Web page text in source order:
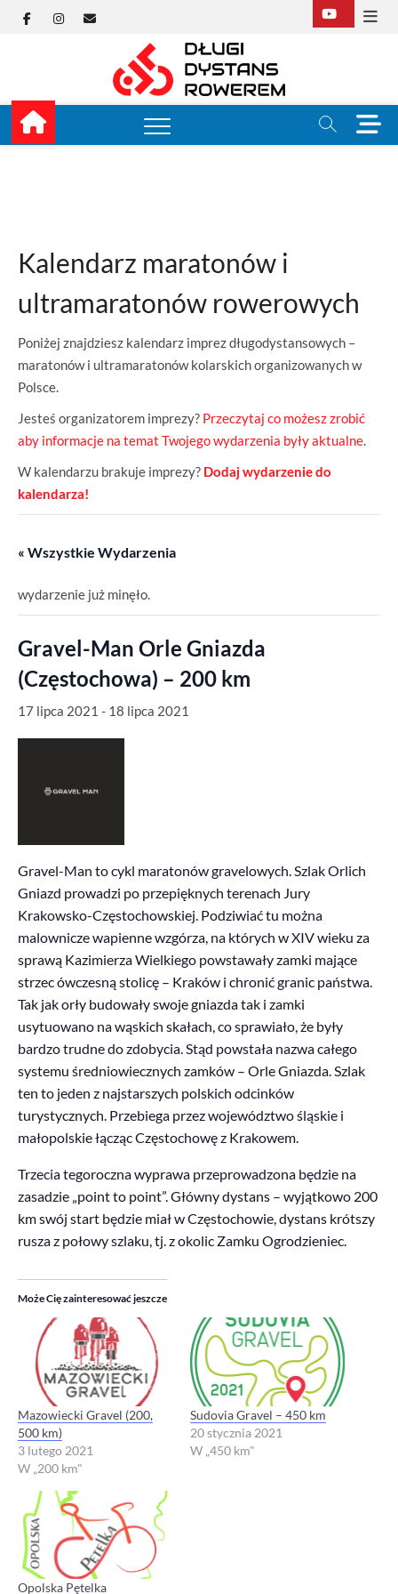
Facebook
Instagram
E-
Długi
M
e
Kalendarz maratonów i
ultramaratonów rowerowych
Poniżej znajdziesz kalendarz imprez długodystansowych –
maratonów i ultramaratonów kolarskich organizowanych w
Polsce.
Jesteś organizatorem imprezy? Przeczytaj co możesz zrobić
aby informacje na temat Twojego wydarzenia były aktualne.
W kalendarzu brakuje imprezy? Dodaj wydarzenie do
kalendarza!
« Wszystkie Wydarzenia
wydarzenie już minęło.
Gravel-Man Orle Gniazda
(Częstochowa) – 200 km
17 lipca 2021 - 18 lipca 2021
Gravel-Man to cykl maratonów gravelowych. Szlak Orlich
Gniazd prowadzi po przepięknych terenach Jury
Krakowsko-Częstochowskiej. Podziwiać tu można
malownicze wapienne wzgórza, na których w XIV wieku za
sprawą Kazimierza Wielkiego powstawały zamki mające
strzec ówczesną stolicę – Kraków i chronić granic państwa.
Tak jak orły budowały swoje gniazda tak i zamki
usytuowano na wąskich skałach, co sprawiało, że były
bardzo trudne do zdobycia. Stąd powstała nazwa całego
systemu średniowiecznych zamków – Orle Gniazda. Szlak
ten to jeden z najstarszych polskich odcinków
turystycznych. Przebiega przez województwo śląskie i
małopolskie łącząc Częstochowę z Krakowem.
Trzecia tegoroczna wyprawa przeprowadzona będzie na
zasadzie „point to point”. Główny dystans – wyjątkowo 200
km swój start będzie miał w Częstochowie, dystans krótszy
rusza z połowy szlaku, tj. z okolic Zamku Ogrodzieniec.
Może Cię zainteresować jeszcze
Mazowiecki Gravel (200,
500 km)
3 lutego 2021
W „200 km"
Sudovia Gravel – 450 km
20 stycznia 2021
W „450 km"
Opolska Pętelka